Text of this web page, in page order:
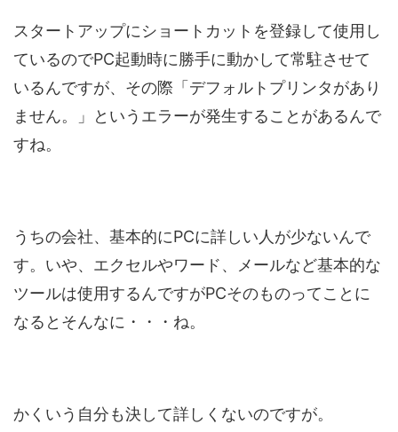
スタートアップにショートカットを登録して使用し
ているのでPC起動時に勝手に動かして常駐させて
いるんですが、その際「デフォルトプリンタがあり
ません。」というエラーが発生することがあるんで
すね。
うちの会社、基本的にPCに詳しい人が少ないんで
す。いや、エクセルやワード、メールなど基本的な
ツールは使用するんですがPCそのものってことに
なるとそんなに・・・ね。
かくいう自分も決して詳しくないのですが。